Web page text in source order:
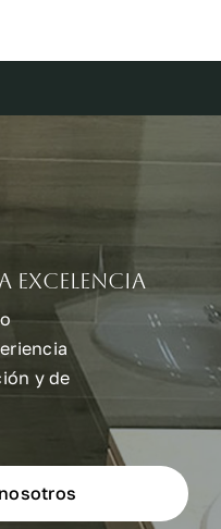
excelencia
y de